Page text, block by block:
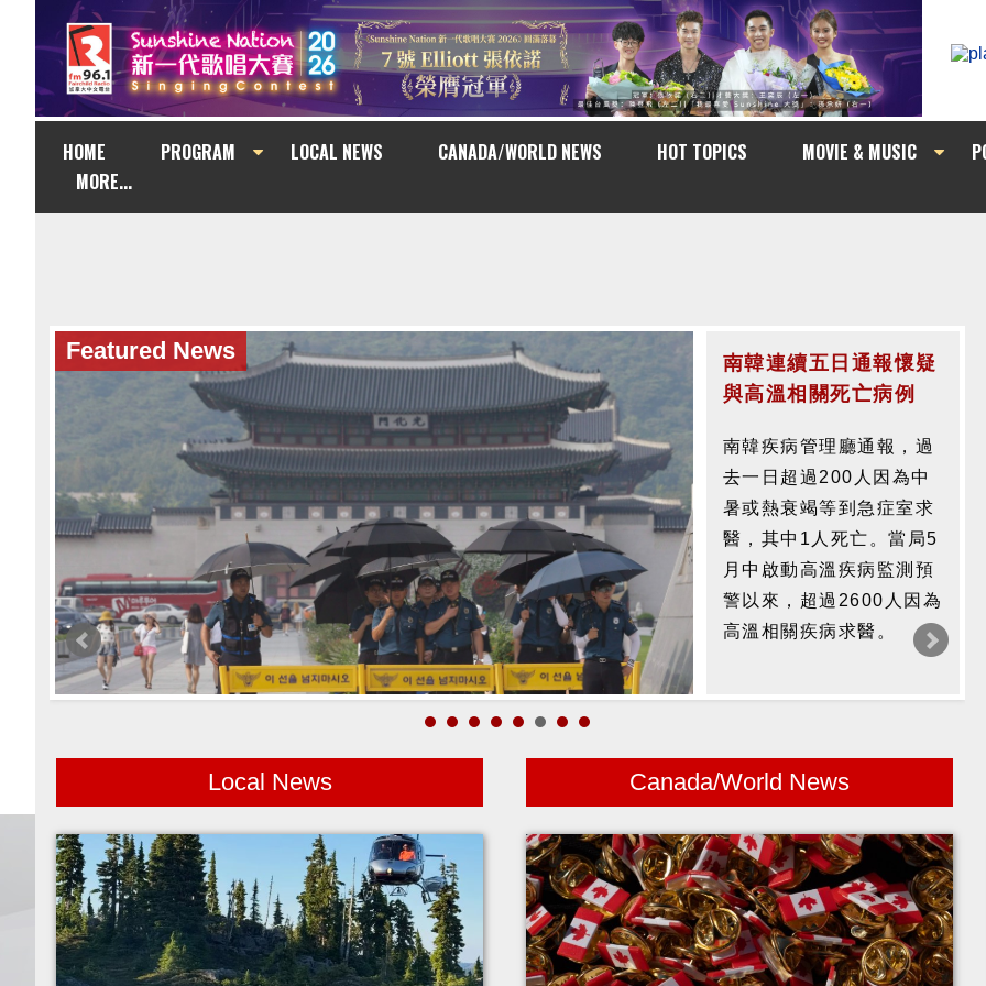
HOME PROGRAM LOCAL NEWS CANADA/WORLD NEWS HOT TOPICS MOVIE & MUSIC
MORE...
Featured News
南韓連續五日通報懷疑
與高溫相關死亡病例
南韓疾病管理廳通報，過
去一日超過200人因為中
暑或熱衰竭等到急症室求
醫，其中1人死亡。當局5
月中啟動高溫疾病監測預
警以來，超過2600人因為
高溫相關疾病求醫。
Local News Canada/World News